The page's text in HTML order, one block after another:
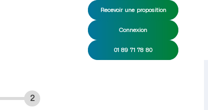
Recevoir une proposition
Connexion
01 89 71 78 80
2